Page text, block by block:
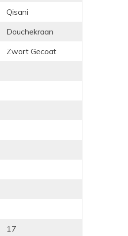
Qisani
Douchekraan
Zwart Gecoat
17